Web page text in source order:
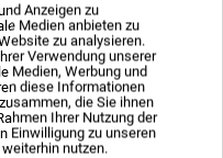
Anzeigen zu
Medien anbieten zu
zu analysieren.
Verwendung unserer
Medien, Werbung und
diese Informationen
die Sie ihnen
Ihrer Nutzung der
Einwilligung zu unseren
nutzen.